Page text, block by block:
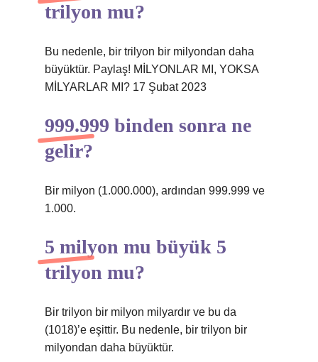
trilyon mu?
Bu nedenle, bir trilyon bir milyondan daha
büyüktür. Paylaş! MİLYONLAR MI, YOKSA
MİLYARLAR MI? 17 Şubat 2023
999.999 binden sonra ne
gelir?
Bir milyon (1.000.000), ardından 999.999 ve
1.000.
5 milyon mu büyük 5
trilyon mu?
Bir trilyon bir milyon milyardır ve bu da
(1018)’e eşittir. Bu nedenle, bir trilyon bir
milyondan daha büyüktür.